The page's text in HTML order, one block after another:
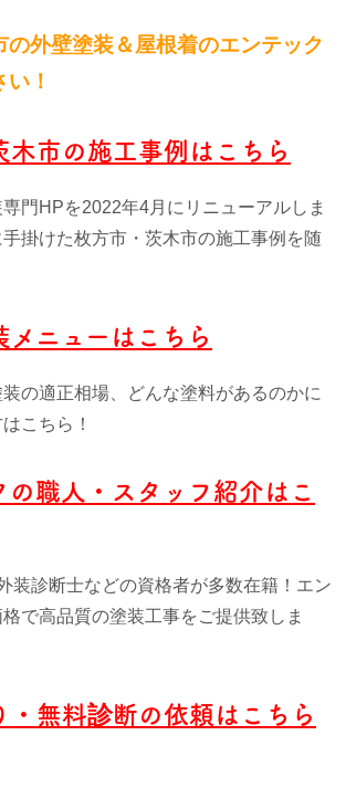
の外壁塗装＆屋根着のエンテック
！
木市の施工事例はこちら
門HPを2022年4月にリニューアルしま
掛けた枚方市・茨木市の施工事例を随
メニューはこちら
の適正相場、どんな塗料があるのかに
こちら！
の職人・スタッフ紹介はこ
装診断士などの資格者が多数在籍！エン
で高品質の塗装工事をご提供致しま
・無料診断の依頼はこちら